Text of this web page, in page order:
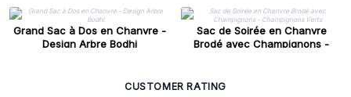
Grand Sac à Dos en Chanvre -
Design Arbre Bodhi
Sac de Soirée en Chanvre
Brodé avec Champignons -
CUSTOMER RATING